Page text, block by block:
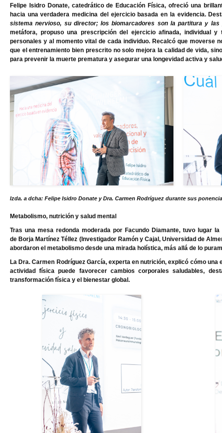
Felipe Isidro Donate, catedrático de Educación Física, ofreció una
hacia una verdadera medicina del ejercicio basada en la evidencia.
sistema nervioso, su director; los biomarcadores son la partitura y
metáfora, propuso una prescripción del ejercicio afinada, individual
personales y al momento vital de cada individuo. Recalcó que moverse
que el entrenamiento bien prescrito no solo mejora la calidad de vida,
para prevenir la muerte prematura y asegurar una longevidad activa y
Izda. a dcha: Felipe Isidro Donate y Dra. Carmen Rodríguez durante sus
Metabolismo, nutrición y salud mental
Tras una mesa redonda moderada por Facundo Diamante, tuvo lugar
de Borja Martínez Téllez (Investigador Ramón y Cajal, Universidad de
abordaron el metabolismo desde una mirada holística, más allá de lo
La Dra. Carmen Rodríguez García, experta en nutrición, explicó cómo una
actividad física puede favorecer cambios corporales saludables,
transformación física y el bienestar global.